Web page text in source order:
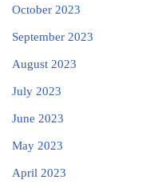
October 2023
September 2023
August 2023
July 2023
June 2023
May 2023
April 2023